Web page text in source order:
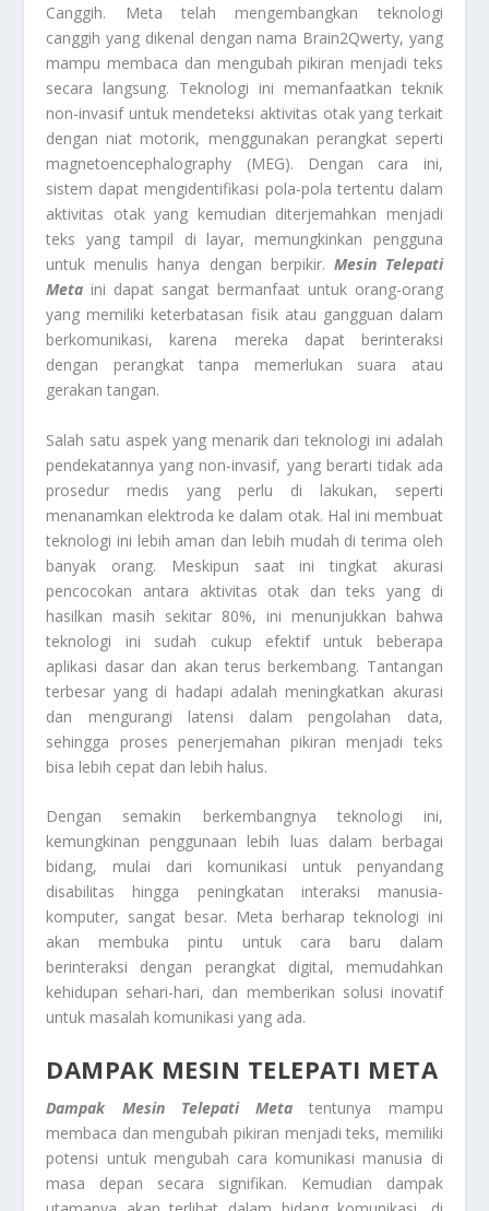
Canggih. Meta telah mengembangkan teknologi
canggih yang dikenal dengan nama Brain2Qwerty, yang
mampu membaca dan mengubah pikiran menjadi teks
secara langsung. Teknologi ini memanfaatkan teknik
non-invasif untuk mendeteksi aktivitas otak yang terkait
dengan niat motorik, menggunakan perangkat seperti
magnetoencephalography (MEG). Dengan cara ini,
sistem dapat mengidentifikasi pola-pola tertentu dalam
aktivitas otak yang kemudian diterjemahkan menjadi
teks yang tampil di layar, memungkinkan pengguna
untuk menulis hanya dengan berpikir. Mesin Telepati
Meta ini dapat sangat bermanfaat untuk orang-orang
yang memiliki keterbatasan fisik atau gangguan dalam
berkomunikasi, karena mereka dapat berinteraksi
dengan perangkat tanpa memerlukan suara atau
gerakan tangan.
Salah satu aspek yang menarik dari teknologi ini adalah
pendekatannya yang non-invasif, yang berarti tidak ada
prosedur medis yang perlu di lakukan, seperti
menanamkan elektroda ke dalam otak. Hal ini membuat
teknologi ini lebih aman dan lebih mudah di terima oleh
banyak orang. Meskipun saat ini tingkat akurasi
pencocokan antara aktivitas otak dan teks yang di
hasilkan masih sekitar 80%, ini menunjukkan bahwa
teknologi ini sudah cukup efektif untuk beberapa
aplikasi dasar dan akan terus berkembang. Tantangan
terbesar yang di hadapi adalah meningkatkan akurasi
dan mengurangi latensi dalam pengolahan data,
sehingga proses penerjemahan pikiran menjadi teks
bisa lebih cepat dan lebih halus.
Dengan semakin berkembangnya teknologi ini,
kemungkinan penggunaan lebih luas dalam berbagai
bidang, mulai dari komunikasi untuk penyandang
disabilitas hingga peningkatan interaksi manusia-
komputer, sangat besar. Meta berharap teknologi ini
akan membuka pintu untuk cara baru dalam
berinteraksi dengan perangkat digital, memudahkan
kehidupan sehari-hari, dan memberikan solusi inovatif
untuk masalah komunikasi yang ada.
DAMPAK MESIN TELEPATI META
Dampak Mesin Telepati Meta tentunya mampu
membaca dan mengubah pikiran menjadi teks, memiliki
potensi untuk mengubah cara komunikasi manusia di
masa depan secara signifikan. Kemudian dampak